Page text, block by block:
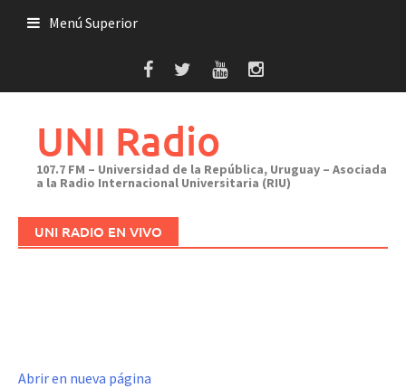
Menú Superior
UNI Radio
107.7 FM – Universidad de la República, Uruguay – Asociada
a la Radio Internacional Universitaria (RIU)
UNI RADIO EN VIVO
Abrir en nueva página